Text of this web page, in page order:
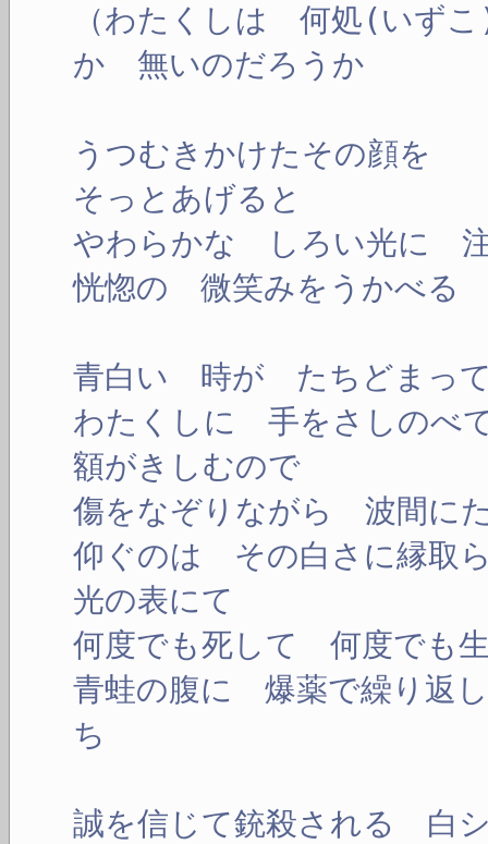
（わたくしは 何処(いず
か 無いのだろうか
うつむきかけたその顔を
そっとあげると
やわらかな しろい光に
恍惚の 微笑みをうかべる
青白い 時が たちどまっ
わたくしに 手をさしのべ
額がきしむので
傷をなぞりながら 波間に
仰ぐのは その白さに縁取
光の表にて
何度でも死して 何度でも
青蛙の腹に 爆薬で繰り返
ち
誠を信じて銃殺される 白